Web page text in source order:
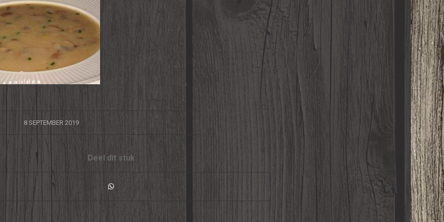
8 SEPTEMBER 2019
/
Deel dit stuk